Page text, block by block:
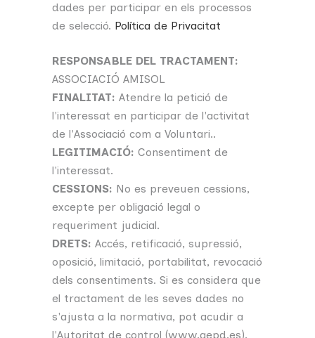
dades per participar en els processos
de selecció. Política de Privacitat
RESPONSABLE DEL TRACTAMENT:
ASSOCIACIÓ AMISOL
FINALITAT: Atendre la petició de
l'interessat en participar de l'activitat
de l'Associació com a Voluntari..
LEGITIMACIÓ: Consentiment de
l'interessat.
CESSIONS: No es preveuen cessions,
excepte per obligació legal o
requeriment judicial.
DRETS: Accés, retificació, supressió,
oposició, limitació, portabilitat, revocació
dels consentiments. Si es considera que
el tractament de les seves dades no
s'ajusta a la normativa, pot acudir a
l'Autoritat de control (www.aepd.es).